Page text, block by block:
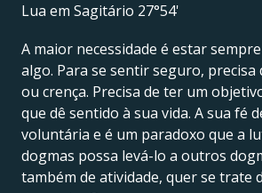
Lua em Sagitário 27°54'
A maior necessidade é estar sempre
algo. Para se sentir seguro, precisa
ou crença. Precisa de ter um
que dê sentido à sua vida. A sua fé
voluntária e é um paradoxo que a
dogmas possa levá-lo a outros
também de atividade, quer se trate